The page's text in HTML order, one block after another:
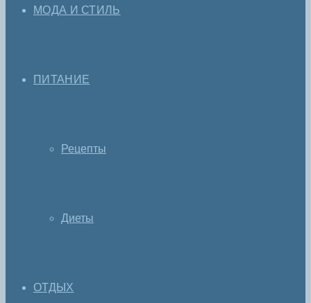
МОДА И СТИЛЬ
ПИТАНИЕ
Рецепты
Диеты
ОТДЫХ